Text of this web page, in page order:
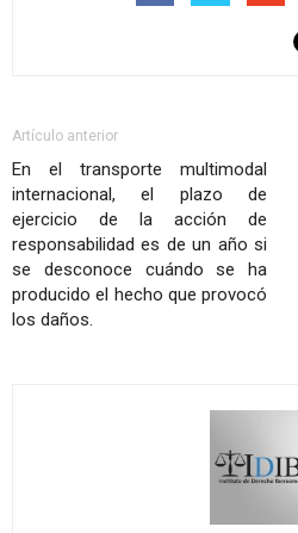
Artículo anterior
En el transporte multimodal
internacional, el plazo de
ejercicio de la acción de
responsabilidad es de un año si
se desconoce cuándo se ha
producido el hecho que provocó
los daños.